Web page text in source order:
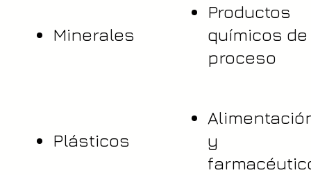
Minerales
Productos
químicos de
proceso
Plásticos
y